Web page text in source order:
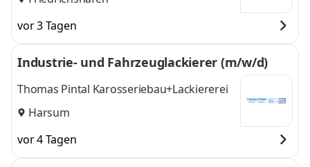
vor 3 Tagen
Industrie- und Fahrzeuglackierer (m/w/d)
Thomas Pintal Karosseriebau+Lackiererei
Harsum
vor 4 Tagen